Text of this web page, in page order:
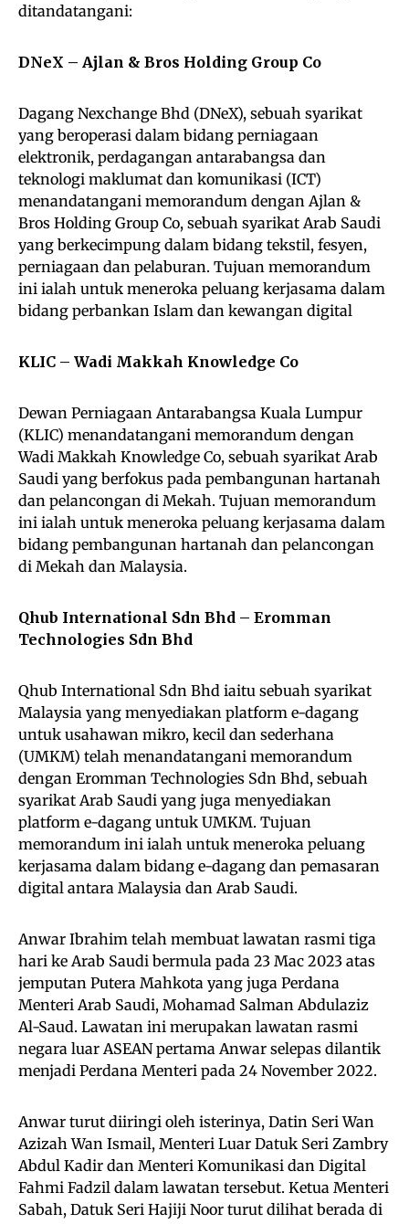
ditandatangani:
DNeX – Ajlan & Bros Holding Group Co
Dagang Nexchange Bhd (DNeX), sebuah syarikat
yang beroperasi dalam bidang perniagaan
elektronik, perdagangan antarabangsa dan
teknologi maklumat dan komunikasi (ICT)
menandatangani memorandum dengan Ajlan &
Bros Holding Group Co, sebuah syarikat Arab Saudi
yang berkecimpung dalam bidang tekstil, fesyen,
perniagaan dan pelaburan. Tujuan memorandum
ini ialah untuk meneroka peluang kerjasama dalam
bidang perbankan Islam dan kewangan digital
KLIC – Wadi Makkah Knowledge Co
Dewan Perniagaan Antarabangsa Kuala Lumpur
(KLIC) menandatangani memorandum dengan
Wadi Makkah Knowledge Co, sebuah syarikat Arab
Saudi yang berfokus pada pembangunan hartanah
dan pelancongan di Mekah. Tujuan memorandum
ini ialah untuk meneroka peluang kerjasama dalam
bidang pembangunan hartanah dan pelancongan
di Mekah dan Malaysia.
Qhub International Sdn Bhd – Eromman
Technologies Sdn Bhd
Qhub International Sdn Bhd iaitu sebuah syarikat
Malaysia yang menyediakan platform e-dagang
untuk usahawan mikro, kecil dan sederhana
(UMKM) telah menandatangani memorandum
dengan Eromman Technologies Sdn Bhd, sebuah
syarikat Arab Saudi yang juga menyediakan
platform e-dagang untuk UMKM. Tujuan
memorandum ini ialah untuk meneroka peluang
kerjasama dalam bidang e-dagang dan pemasaran
digital antara Malaysia dan Arab Saudi.
Anwar Ibrahim telah membuat lawatan rasmi tiga
hari ke Arab Saudi bermula pada 23 Mac 2023 atas
jemputan Putera Mahkota yang juga Perdana
Menteri Arab Saudi, Mohamad Salman Abdulaziz
Al-Saud. Lawatan ini merupakan lawatan rasmi
negara luar ASEAN pertama Anwar selepas dilantik
menjadi Perdana Menteri pada 24 November 2022.
Anwar turut diiringi oleh isterinya, Datin Seri Wan
Azizah Wan Ismail, Menteri Luar Datuk Seri Zambry
Abdul Kadir dan Menteri Komunikasi dan Digital
Fahmi Fadzil dalam lawatan tersebut. Ketua Menteri
Sabah, Datuk Seri Hajiji Noor turut dilihat berada di